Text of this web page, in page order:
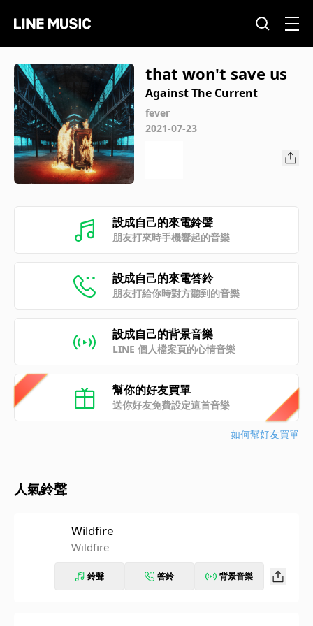
that won't save us
Against The Current
fever
2021-07-23
設成自己的來電鈴聲
朋友打來時手機響起的音樂
設成自己的來電答鈴
朋友打給你時對方聽到的音樂
設成自己的背景音樂
LINE 個人檔案頁的心情音樂
幫你的好友買單
送你好友免費設定這首音樂
如何幫好友買單
人氣鈴聲
Wildfire
Wildfire
鈴聲 答鈴 背景音樂